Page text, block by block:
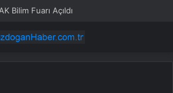
Bilim Fuarı Açıldı